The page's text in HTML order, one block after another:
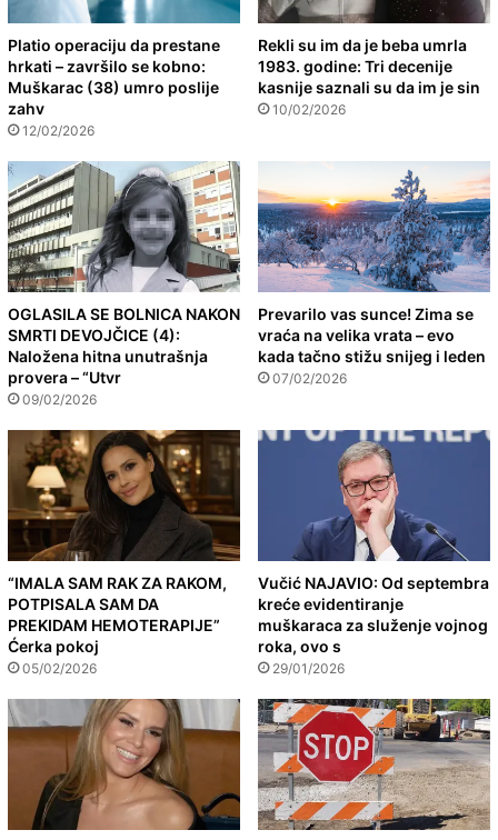
Platio operaciju da prestane
hrkati – završilo se kobno:
Muškarac (38) umro poslije
zahv
12/02/2026
Rekli su im da je beba umrla
1983. godine: Tri decenije
kasnije saznali su da im je sin
10/02/2026
OGLASILA SE BOLNICA NAKON
SMRTI DEVOJČICE (4):
Naložena hitna unutrašnja
provera – “Utvr
09/02/2026
Prevarilo vas sunce! Zima se
vraća na velika vrata – evo
kada tačno stižu snijeg i leden
07/02/2026
“IMALA SAM RAK ZA RAKOM,
POTPISALA SAM DA
PREKIDAM HEMOTERAPIJE”
Ćerka pokoj
05/02/2026
Vučić NAJAVIO: Od septembra
kreće evidentiranje
muškaraca za služenje vojnog
roka, ovo s
29/01/2026